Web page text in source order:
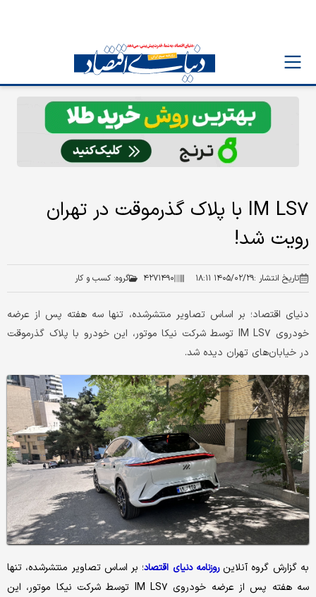
IM LS۷ با پلاک گذرموقت در تهران
رویت شد!
تاریخ انتشار :۱۴۰۵/۰۲/۲۹ ۱۸:۱۱ ۴۲۷۱۴۹۰ گروه: کسب و کار
دنیای اقتصاد؛ بر اساس تصاویر منتشرشده، تنها سه هفته پس از عرضه
خودروی IM LS۷ توسط شرکت نیکا موتور، این خودرو با پلاک گذرموقت
در خیابان‌های تهران دیده شد.
به گزارش گروه آنلاینروزنامه دنیای اقتصاد؛ بر اساس تصاویر منتشرشده، تنها
سه هفته پس از عرضه خودروی IM LS۷ توسط شرکت نیکا موتور، این